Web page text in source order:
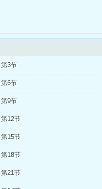
第3节
第6节
第9节
第12节
第15节
第18节
第21节